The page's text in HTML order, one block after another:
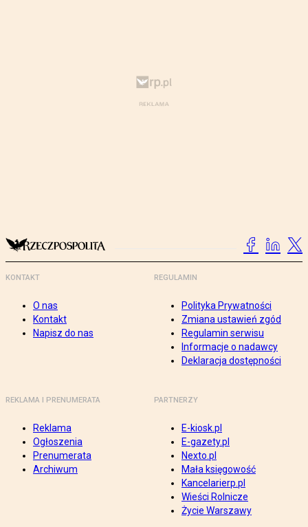
KONTAKT
O nas
Kontakt
Napisz do nas
REGULAMIN
Polityka Prywatności
Zmiana ustawień zgód
Regulamin serwisu
Informacje o nadawcy
Deklaracja dostępności
REKLAMA I PRENUMERATA
Reklama
Ogłoszenia
Prenumerata
Archiwum
PARTNERZY
E-kiosk.pl
E-gazety.pl
Nexto.pl
Mała księgowość
Kancelarierp.pl
Wieści Rolnicze
Życie Warszawy